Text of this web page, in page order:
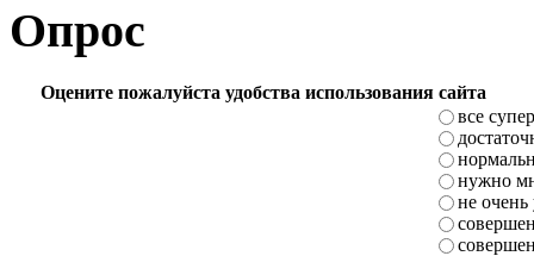
Опрос
Оцените пожалуйста удобства использования сайта
все супер
нужно
не очень